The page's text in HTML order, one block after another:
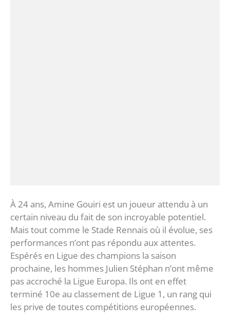
À 24 ans, Amine Gouiri est un joueur attendu à un
certain niveau du fait de son incroyable potentiel.
Mais tout comme le Stade Rennais où il évolue, ses
performances n’ont pas répondu aux attentes.
Espérés en Ligue des champions la saison
prochaine, les hommes Julien Stéphan n’ont même
pas accroché la Ligue Europa. Ils ont en effet
terminé 10e au classement de Ligue 1, un rang qui
les prive de toutes compétitions européennes.